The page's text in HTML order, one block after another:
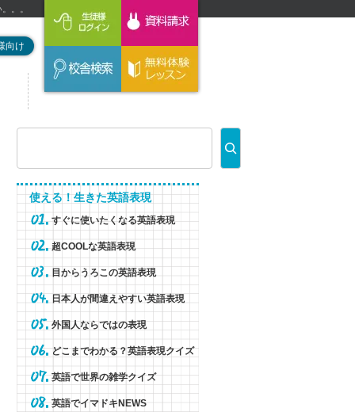
。。
向け
使える！生きた英語表現
すぐに使いたくなる英語表現
超COOLな英語表現
目からうろこの英語表現
日本人が間違えやすい英語表現
外国人ならではの表現
どこまでわかる？英語表現クイズ
英語で世界の雑学クイズ
英語でイマドキNEWS